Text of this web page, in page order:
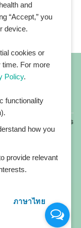
HEALTHPLATZ™ is
Co., Ltd.
products are for
does not
or treatment.
and
“Accept,” you
device.
cookies or
time. For more
Policy.
functionality
how you
provide relevant
ภาษาไทย